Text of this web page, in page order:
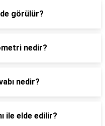
görülür?
nedir?
nedir?
ile elde edilir?